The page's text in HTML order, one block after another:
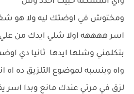
ومختوش في اوضتك ليه ولا هو
اسر ههههه اولا شلي ايدك من
بتكلمني وشلها ايدها ثانيا دي
واه وبنسبه لموضوع التلزيق ده اه
لزق في مرتي عندك مانع وبدا اسر